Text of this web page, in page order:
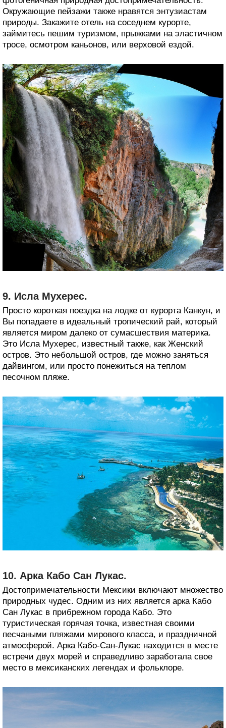
Окружающие пейзажи также нравятся энтузиастам
природы. Закажите отель на соседнем курорте,
займитесь пешим туризмом, прыжками на эластичном
тросе, осмотром каньонов, или верховой ездой.
9. Исла Мухерес.
Просто короткая поездка на лодке от курорта Канкун, и
Вы попадаете в идеальный тропический рай, который
является миром далеко от сумасшествия материка.
Это Исла Мухерес, известный также, как Женский
остров. Это небольшой остров, где можно заняться
дайвингом, или просто понежиться на теплом
песочном пляже.
10. Арка Кабо Сан Лукас.
Достопримечательности Мексики включают множество
природных чудес. Одним из них является арка Кабо
Сан Лукас в прибрежном города Кабо. Это
туристическая горячая точка, известная своими
песчаными пляжами мирового класса, и праздничной
атмосферой. Арка Кабо-Сан-Лукас находится в месте
встречи двух морей и справедливо заработала свое
место в мексиканских легендах и фольклоре.